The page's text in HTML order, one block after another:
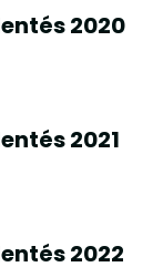
2020
2021
2022